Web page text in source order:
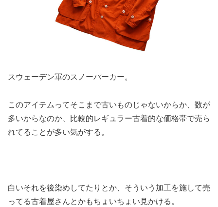
スウェーデン軍のスノーパーカー。
このアイテムってそこまで古いものじゃないからか、数が
多いからなのか、比較的レギュラー古着的な価格帯で売ら
れてることが多い気がする。
白いそれを後染めしてたりとか、そういう加工を施して売
ってる古着屋さんとかもちょいちょい見かける。